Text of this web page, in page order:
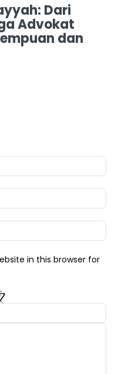
Dari
Advokat
dan
in this browser for